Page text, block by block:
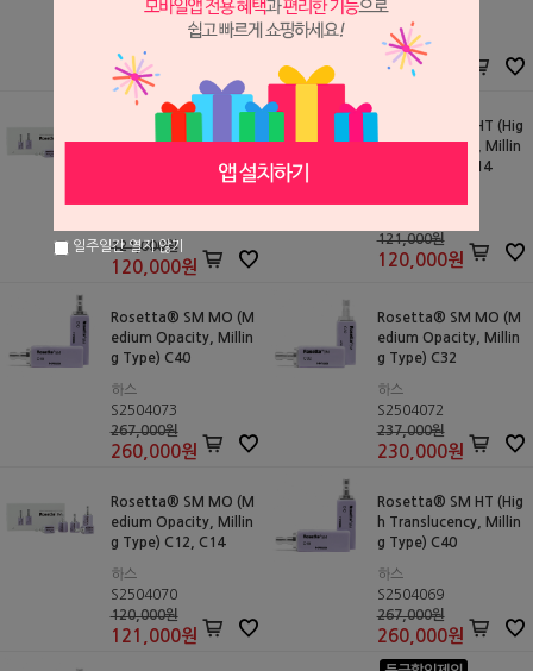
Vericom
231,000원
220,000
Vericom
S2603166
264,000원
253,000
Rosetta® SM LT (Low
하스
121,000원
120,000원
Rosetta® SM HT (Hig
h Translucency, Millin
g Type) C12, C14
121,000원
120,000원
Rosetta® SM MO (M
edium Opacity, Millin
g Type) C40
하스
S2504073
267,000원
260,000원
Rosetta® SM MO (M
edium Opacity, Millin
g Type) C32
하스
S2504072
237,000원
230,000원
Rosetta® SM MO (M
edium Opacity, Millin
g Type) C12, C14
하스
S2504070
120,000원
121,000원
Rosetta® SM HT (Hig
h Translucency, Millin
g Type) C40
하스
S2504069
267,000원
260,000원
일주일간 열지 않기